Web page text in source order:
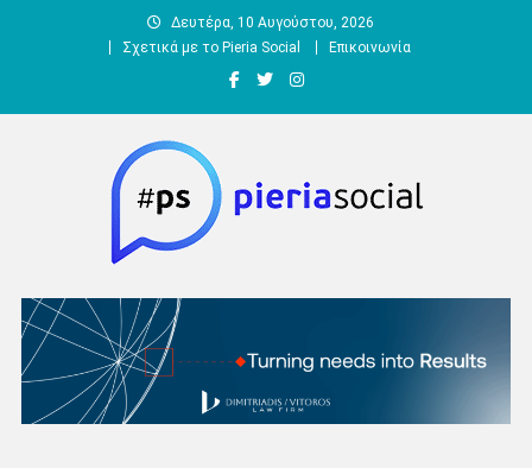
Δευτέρα, 10 Αυγούστου, 2026
Σχετικά με το Pieria Social
Επικοινωνία
Pieria Social